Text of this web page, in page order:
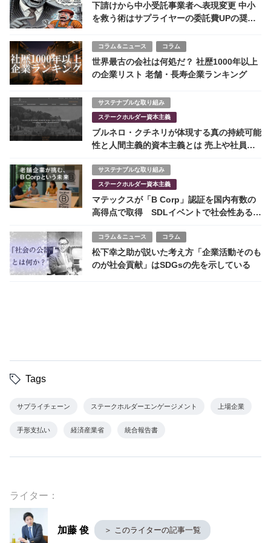
下請けから中小受託事業者へ表現変更 中小
を救う術はサプライヤーの委託費UPの奨励
コラム＆ニュース コラム
世界最古の会社は何処だ？ 社歴1000年以上
の企業リスト 老舗・長寿企業ランキング
サステナブルな取り組み
ステークホルダー資本主義
ブルネロ・クチネリが体現する真の持続可能
性と人間主義的資本主義とは 売上や社員数
サステナブルな取り組み
ステークホルダー資本主義
マテックスが「B Corp」認証を国内有数の
高得点で取得 SDLイベントで社会性ある経
コラム＆ニュース コラム
松下幸之助が説いた考え方「企業活動そのも
のが社会貢献」はSDGsの先を示している
Tags
サプライチェーン ステークホルダーエンゲージメント 上場企業
手形支払い 経済産業省 統合報告書
ライター：
加藤 俊 ＞ このライターの記事一覧